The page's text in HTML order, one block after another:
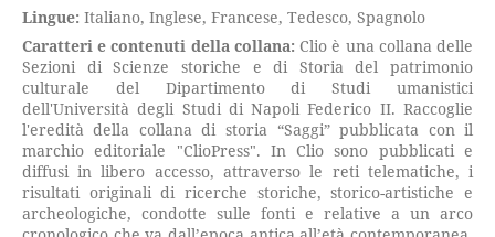
Lingue: Italiano, Inglese, Francese, Tedesco, Spagnolo
Caratteri e contenuti della collana: Clio è una collana delle
Sezioni di Scienze storiche e di Storia del patrimonio
culturale del Dipartimento di Studi umanistici
dell'Università degli Studi di Napoli Federico II. Raccoglie
l'eredità della collana di storia “Saggi” pubblicata con il
marchio editoriale "ClioPress". In Clio sono pubblicati e
diffusi in libero accesso, attraverso le reti telematiche, i
risultati originali di ricerche storiche, storico-artistiche e
archeologiche, condotte sulle fonti e relative a un arco